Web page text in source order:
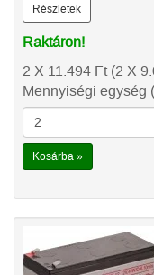
Részletek
Raktáron!
2 X 11.494 Ft(2 X
Mennyiségi egység
Kosárba »